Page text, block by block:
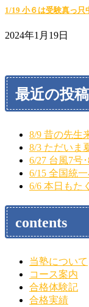
1/19 小６は受験真っ只
2024年1月19日
最近の投稿
8/9 昔の先生
8/3 ただいま
6/27 台風7号
6/15 全国統
6/6 本日もた
contents
当塾について
コース案内
合格体験記
合格実績